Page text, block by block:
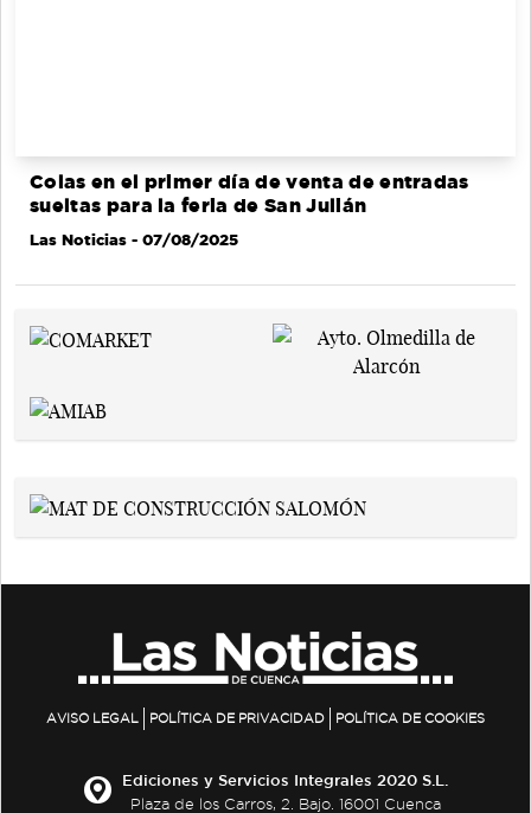
Colas en el primer día de venta de entradas
sueltas para la feria de San Julián
Las Noticias - 07/08/2025
AVISO LEGAL POLÍTICA DE PRIVACIDAD POLÍTICA DE COOKIES
Ediciones y Servicios Integrales 2020 S.L.
Plaza de los Carros, 2. Bajo. 16001 Cuenca